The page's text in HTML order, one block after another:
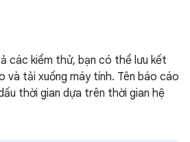
các kiểm thử, bạn có thể lưu kết
và tải xuống máy tính. Tên báo cáo
thời gian dựa trên thời gian hệ